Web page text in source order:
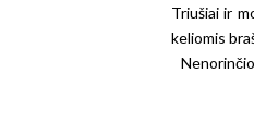
Triušiai ir
keliomis